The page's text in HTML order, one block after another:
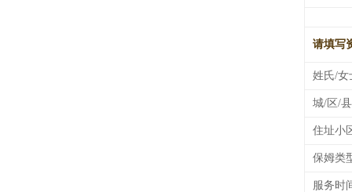
请填写
姓氏/女
城/区/县
住址小
保姆类
服务时